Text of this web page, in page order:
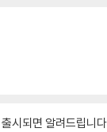
시되면 알려드립니